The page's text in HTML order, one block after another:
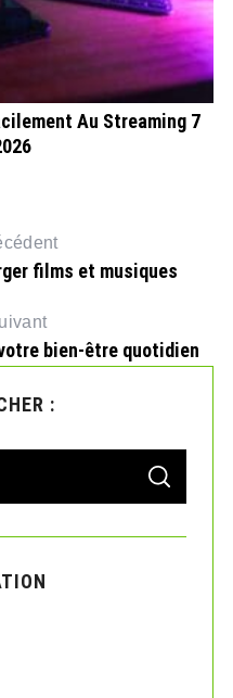
Au Streaming 7
films et musiques
bien-être quotidien
:
S
A
C